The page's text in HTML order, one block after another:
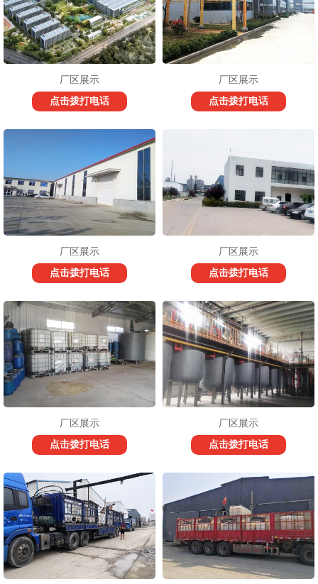
厂区展示
点击拨打电话
厂区展示
点击拨打电话
厂区展示
点击拨打电话
厂区展示
点击拨打电话
厂区展示
点击拨打电话
厂区展示
点击拨打电话